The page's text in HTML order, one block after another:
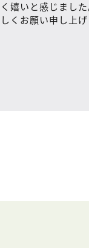
く嬉いと感じまし
しくお願い申し上げ